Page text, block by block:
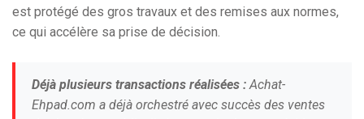
est protégé des gros travaux et des remises aux normes,
ce qui accélère sa prise de décision.
Déjà plusieurs transactions réalisées :Achat-
Ehpad.com a déjà orchestré avec succès des ventes